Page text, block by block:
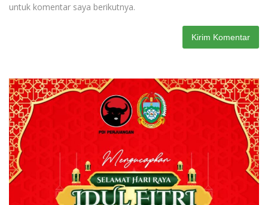
untuk komentar saya berikutnya.